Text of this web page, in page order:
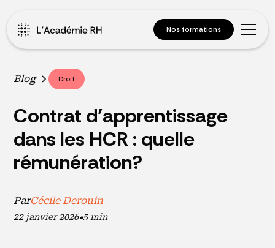
Nos formations
Blog Droit
Contrat d’apprentissage
dans les HCR : quelle
rémunération?
ParCécile Derouin
22 janvier 2026•5 min